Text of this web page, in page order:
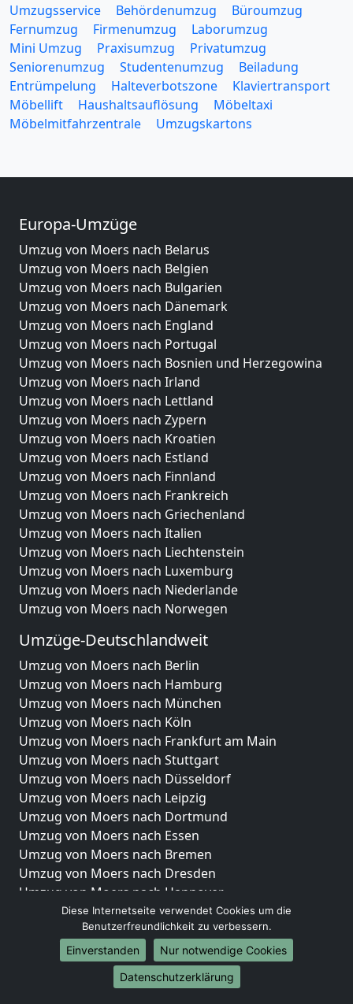
Umzugsservice Behördenumzug
Büroumzug
Fernumzug
Firmenumzug
Laborumzug
Mini Umzug
Praxisumzug
Privatumzug
Seniorenumzug
Studentenumzug
Beiladung
Entrümpelung
Halteverbotszone
Klaviertransport
Möbellift
Haushaltsauflösung
Möbeltaxi
Möbelmitfahrzentrale
Umzugskartons
Europa-Umzüge
Umzug von Moers nach Belarus
Umzug von Moers nach Belgien
Umzug von Moers nach Bulgarien
Umzug von Moers nach Dänemark
Umzug von Moers nach England
Umzug von Moers nach Portugal
Umzug von Moers nach Bosnien und Herzegowina
Umzug von Moers nach Irland
Umzug von Moers nach Lettland
Umzug von Moers nach Zypern
Umzug von Moers nach Kroatien
Umzug von Moers nach Estland
Umzug von Moers nach Finnland
Umzug von Moers nach Frankreich
Umzug von Moers nach Griechenland
Umzug von Moers nach Italien
Umzug von Moers nach Liechtenstein
Umzug von Moers nach Luxemburg
Umzug von Moers nach Niederlande
Umzug von Moers nach Norwegen
Umzüge-Deutschlandweit
Umzug von Moers nach Berlin
Umzug von Moers nach Hamburg
Umzug von Moers nach München
Umzug von Moers nach Köln
Umzug von Moers nach Frankfurt am Main
Umzug von Moers nach Stuttgart
Umzug von Moers nach Düsseldorf
Umzug von Moers nach Leipzig
Umzug von Moers nach Dortmund
Umzug von Moers nach Essen
Umzug von Moers nach Bremen
Umzug von Moers nach Dresden
Umzug von Moers nach Hannover
Umzug von Moers nach Nürnberg
Umzug von Moers nach Duisburg
Umzug von Moers nach Bochum
Umzug von Moers nach Wuppertal
Umzug von Moers nach Bielefeld
Diese Internetseite verwendet Cookies um die
Benutzerfreundlichkeit zu verbessern.
Einverstanden
Nur notwendige Cookies
Datenschutzerklärung